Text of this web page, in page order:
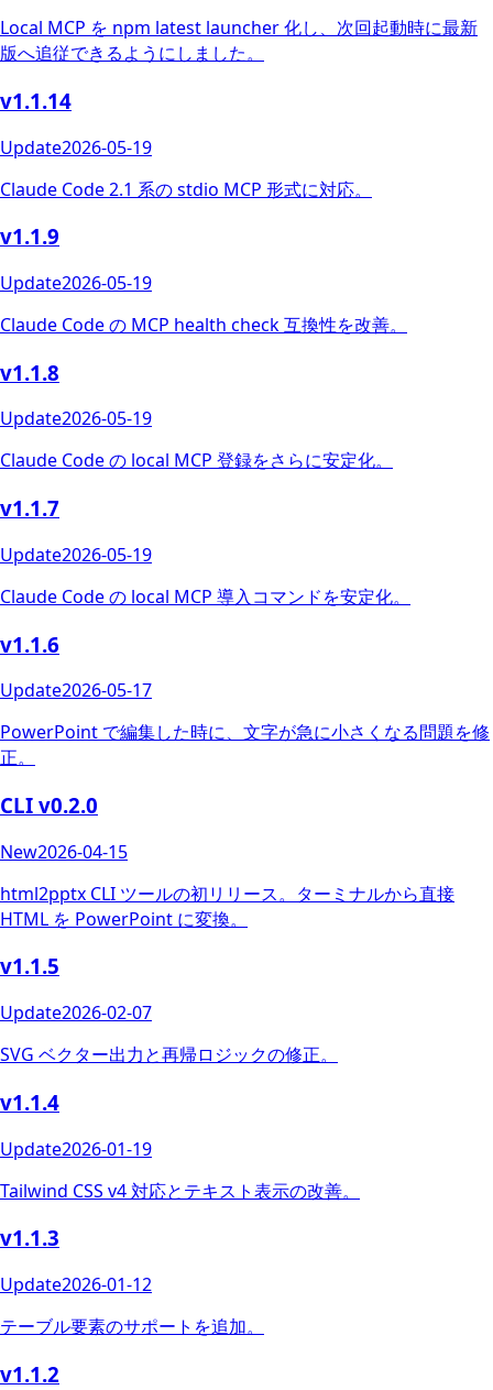
Local MCP を npm latest launcher 化し、次回起動時に最新
版へ追従できるようにしました。
v1.1.14
Update2026-05-19
Claude Code 2.1 系の stdio MCP 形式に対応。
v1.1.9
Update2026-05-19
Claude Code の MCP health check 互換性を改善。
v1.1.8
Update2026-05-19
Claude Code の local MCP 登録をさらに安定化。
v1.1.7
Update2026-05-19
Claude Code の local MCP 導入コマンドを安定化。
v1.1.6
Update2026-05-17
PowerPoint で編集した時に、文字が急に小さくなる問題を修
正。
CLI v0.2.0
New2026-04-15
html2pptx CLI ツールの初リリース。ターミナルから直接
HTML を PowerPoint に変換。
v1.1.5
Update2026-02-07
SVG ベクター出力と再帰ロジックの修正。
v1.1.4
Update2026-01-19
Tailwind CSS v4 対応とテキスト表示の改善。
v1.1.3
Update2026-01-12
テーブル要素のサポートを追加。
v1.1.2